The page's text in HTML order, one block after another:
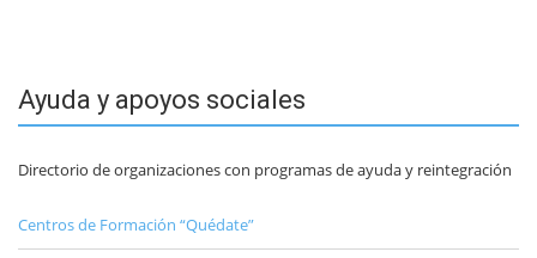
Ayuda y apoyos sociales
Directorio de organizaciones con programas de ayuda y reintegración
Centros de Formación “Quédate”